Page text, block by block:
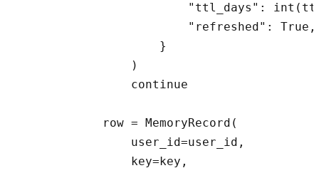
"ttl_days":
                        "refreshed": True,
                    }
                )
                continue
            row = MemoryRecord(
                user_id=user_id,
                key=key,